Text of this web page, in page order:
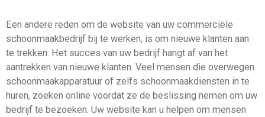
Een andere reden om de website van uw commerciële
schoonmaakbedrijf bij te werken, is om nieuwe klanten aan
te trekken. Het succes van uw bedrijf hangt af van het
aantrekken van nieuwe klanten. Veel mensen die overwegen
schoonmaakapparatuur of zelfs schoonmaakdiensten in te
huren, zoeken online voordat ze de beslissing nemen om uw
bedrijf te bezoeken. Uw website kan u helpen om mensen